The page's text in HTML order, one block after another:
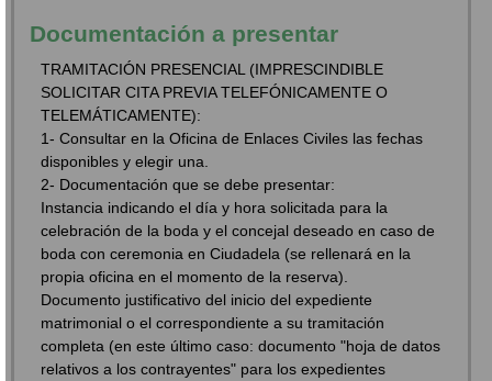
Documentación a presentar
TRAMITACIÓN PRESENCIAL (IMPRESCINDIBLE
SOLICITAR CITA PREVIA TELEFÓNICAMENTE O
TELEMÁTICAMENTE):
1- Consultar en la Oficina de Enlaces Civiles las fechas
disponibles y elegir una.
2- Documentación que se debe presentar:
Instancia indicando el día y hora solicitada para la
celebración de la boda y el concejal deseado en caso de
boda con ceremonia en Ciudadela (se rellenará en la
propia oficina en el momento de la reserva).
Documento justificativo del inicio del expediente
matrimonial o el correspondiente a su tramitación
completa (en este último caso: documento "hoja de datos
relativos a los contrayentes" para los expedientes